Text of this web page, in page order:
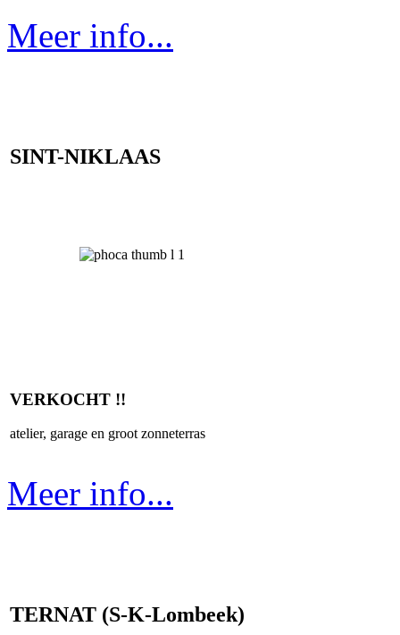
Meer info...
SINT-NIKLAAS
VERKOCHT !!
atelier, garage en groot zonneterras
Meer info...
TERNAT (S-K-Lombeek)